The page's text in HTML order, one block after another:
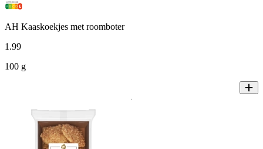
AH Kaaskoekjes met roomboter
1 .99
100 g